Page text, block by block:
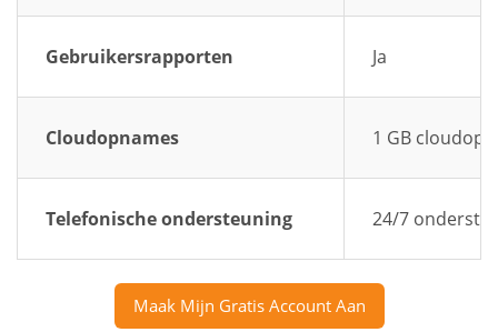
Gebruikersrapporten Ja
Cloudopnames 1 GB
Telefonische ondersteuning 24/7
Maak Mijn Gratis Account Aan